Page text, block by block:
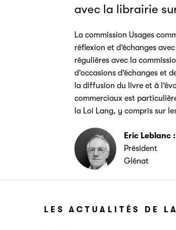
avec la librairie
La commission Usages
réflexion et d’échanges
régulières avec la
d’occasions d’échanges et
la diffusion du livre et à
commerciaux est
la Loi Lang, y compris sur
Eric Leblanc :
Président
Glénat
LES ACTUALITÉS DE